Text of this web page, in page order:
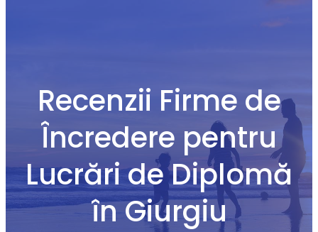
Recenzii Firme de
Încredere pentru
Lucrări de Diplomă
în Giurgiu